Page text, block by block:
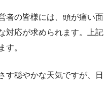
者の皆様には、頭が痛い面
対応が求められます。上記
す。
す穏やかな天気ですが、日